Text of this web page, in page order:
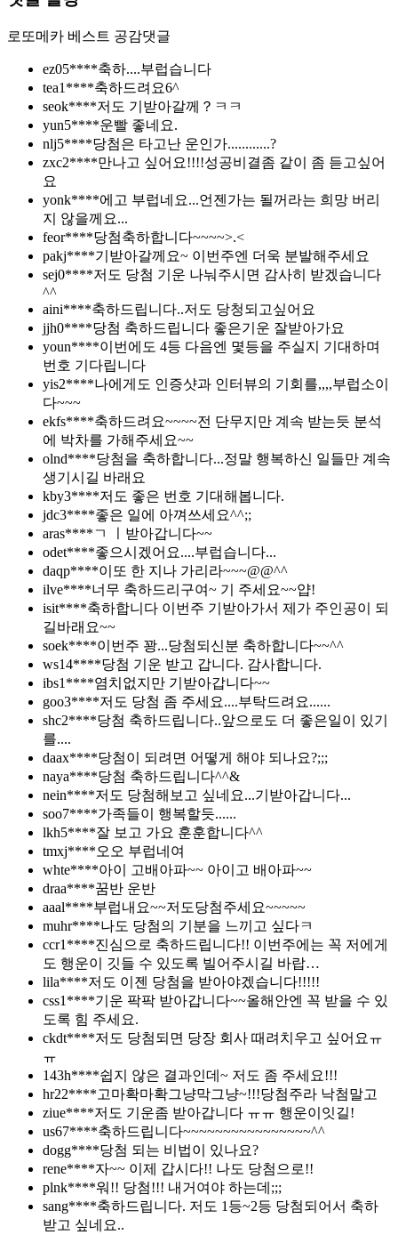
로또메카 베스트 공감댓글
ez05****축하....부럽습니다
tea1****축하드려요6^
seok****저도 기받아갈께？ㅋㅋ
yun5****운빨 좋네요.
nlj5****당첨은 타고난 운인가............?
zxc2****만나고 싶어요!!!!성공비결좀 같이 좀 듣고싶어
요
yonk****에고 부럽네요...언젠가는 될꺼라는 희망 버리
지 않을께요...
feor****당첨축하합니다~~~~>.<
pakj****기받아갈께요~ 이번주엔 더욱 분발해주세요
sej0****저도 당첨 기운 나눠주시면 감사히 받겠습니다
^^
aini****축하드립니다..저도 당청되고싶어요
jjh0****당첨 축하드립니다 좋은기운 잘받아가요
youn****이번에도 4등 다음엔 몇등을 주실지 기대하며
번호 기다립니다
yis2****나에게도 인증샷과 인터뷰의 기회를,,,,부럽소이
다~~~
ekfs****축하드려요~~~~전 단무지만 계속 받는듯 분석
에 박차를 가해주세요~~
olnd****당첨을 축하합니다...정말 행복하신 일들만 계속
생기시길 바래요
kby3****저도 좋은 번호 기대해봅니다.
jdc3****좋은 일에 아껴쓰세요^^;;
aras****ㄱ ㅣ받아갑니다~~
odet****좋으시겠어요....부럽습니다...
daqp****이또 한 지나 가리라~~~@@^^
ilve****너무 축하드리구여~ 기 주세요~~얍!
isit****축하합니다 이번주 기받아가서 제가 주인공이 되
길바래요~~
soek****이번주 꽝...당첨되신분 축하합니다~~^^
ws14****당첨 기운 받고 갑니다. 감사합니다.
ibs1****염치없지만 기받아갑니다~~
goo3****저도 당첨 좀 주세요....부탁드려요......
shc2****당첨 축하드립니다..앞으로도 더 좋은일이 있기
를....
daax****당첨이 되려면 어떻게 해야 되나요?;;;
naya****당첨 축하드립니다^^&
nein****저도 당첨해보고 싶네요...기받아갑니다...
soo7****가족들이 행복할듯......
lkh5****잘 보고 가요 훈훈합니다^^
tmxj****오오 부럽네여
whte****아이 고배아파~~ 아이고 배아파~~
draa****꿈반 운반
aaal****부럽내요~~저도당첨주세요~~~~~
muhr****나도 당첨의 기분을 느끼고 싶다ㅋ
ccr1****진심으로 축하드립니다!! 이번주에는 꼭 저에게
도 행운이 깃들 수 있도록 빌어주시길 바랍…
lila****저도 이젠 당첨을 받아야겠습니다!!!!!
css1****기운 팍팍 받아갑니다~~올해안엔 꼭 받을 수 있
도록 힘 주세요.
ckdt****저도 당첨되면 당장 회사 때려치우고 싶어요ㅠ
ㅠ
143h****쉽지 않은 결과인데~ 저도 좀 주세요!!!
hr22****고마확마확그냥막그냥~!!!당첨주라 낙첨말고
ziue****저도 기운좀 받아갑니다 ㅠㅠ 행운이잇길!
us67****축하드립니다~~~~~~~~~~~~~~~~^^
dogg****당첨 되는 비법이 있나요?
rene****자~~ 이제 갑시다!! 나도 당첨으로!!
plnk****워!! 당첨!!! 내거여야 하는데;;;
sang****축하드립니다. 저도 1등~2등 당첨되어서 축하
받고 싶네요..